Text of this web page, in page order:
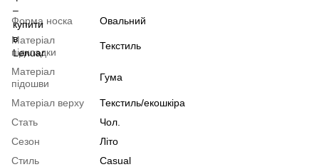
Форма носка
Овальний
Матеріал
підкладки
Текстиль
Матеріал
підошви
Гума
Матеріал верху
Текстиль/екошкіра
Стать
Чол.
Сезон
Літо
Стиль
Casual